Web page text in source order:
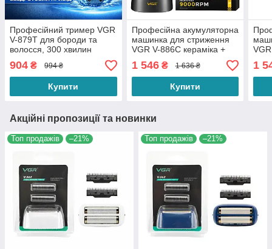
Професійний тример VGR
V-879T для бороди та
волосся, 300 хвилин
автономної роботи, Turbo,
4 насадки, Type-C Blue
904 ₴ 994 ₴
Купити
Професійна акумуляторна
машинка для стриження
VGR V-886C кераміка +
DLC, 200 хвилин роботи
GOLD
1 546₴ 1 636 ₴
Купити
1
Акційні пропозиції та новинки
Топ продажів –21% Топ продажів –21%